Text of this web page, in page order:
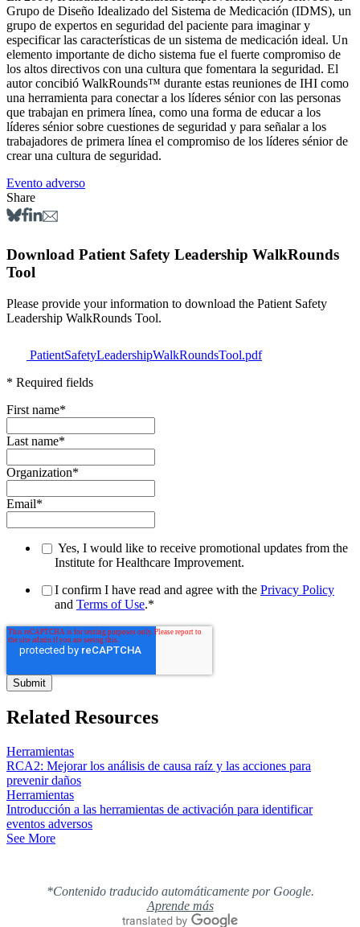
Grupo de Diseño Idealizado del Sistema de Medicación (IDMS), un
grupo de expertos en seguridad del paciente para imaginar y
especificar las características de un sistema de medicación ideal. Un
elemento importante de dicho sistema fue el fuerte compromiso de
los altos directivos con una cultura que fomentara la seguridad. El
autor concibió WalkRounds™ durante estas reuniones de IHI como
una herramienta para conectar a los líderes sénior con las personas
que trabajan en primera línea, como una forma de educar a los
líderes sénior sobre cuestiones de seguridad y para señalar a los
trabajadores de primera línea el compromiso de los líderes sénior de
crear una cultura de seguridad.
Evento adverso
Share
Download Patient Safety Leadership WalkRounds
Tool
Please provide your information to download the Patient Safety
Leadership WalkRounds Tool.
PatientSafetyLeadershipWalkRoundsTool.pdf
* Required fields
First name*
Last name*
Organization*
Email*
Yes, I would like to receive promotional updates from the
Institute for Healthcare Improvement.
I confirm I have read and agree with the Privacy Policy
and Terms of Use.*
Related Resources
Herramientas
RCA2: Mejorar los análisis de causa raíz y las acciones para
prevenir daños
Herramientas
Introducción a las herramientas de activación para identificar
eventos adversos
See More
*Contenido traducido automáticamente por Google.
Aprende más